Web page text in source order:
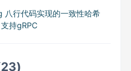
八行代码实现的一致性哈希
持gRPC